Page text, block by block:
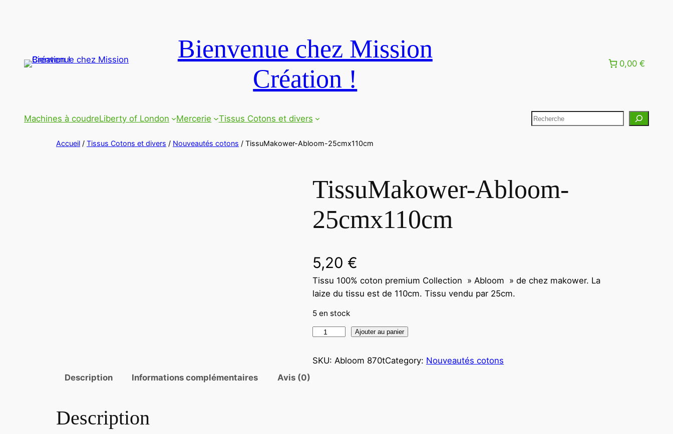
Bienvenue chez Mission
Création !
0,00 €
Machines à coudreLiberty of London Mercerie Tissus Cotons et divers
Accueil / Tissus Cotons et divers / Nouveautés cotons / TissuMakower-Abloom-25cmx110cm
TissuMakower-Abloom-
25cmx110cm
5,20 €
Tissu 100% coton premium Collection » Abloom » de chez makower. La
laize du tissu est de 110cm. Tissu vendu par 25cm.
5 en stock
Ajouter au panier
SKU: Abloom 870tCategory: Nouveautés cotons
Description
Informations complémentaires Avis (0)
Description